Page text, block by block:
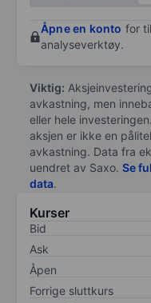
Åpne en konto for
analyseverktøy.
Viktig:
avkastning, men
eller hele
aksjen er ikke en
avkastning. Data fra
uendret av Saxo. Se
data.
Kurser
Bid
Ask
Åpen
Forrige sluttkurs